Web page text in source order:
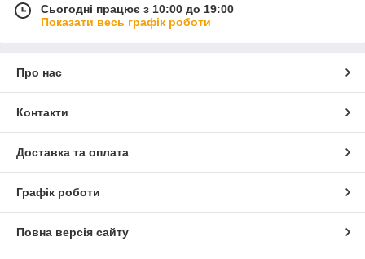
Сьогодні працює з 10:00 до 19:00
Показати весь графік роботи
Про нас
Контакти
Доставка та оплата
Графік роботи
Повна версія сайту